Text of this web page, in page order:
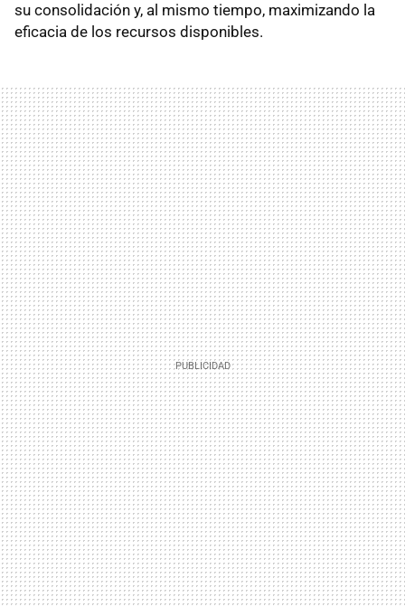
su consolidación y, al mismo tiempo, maximizando la
eficacia de los recursos disponibles.